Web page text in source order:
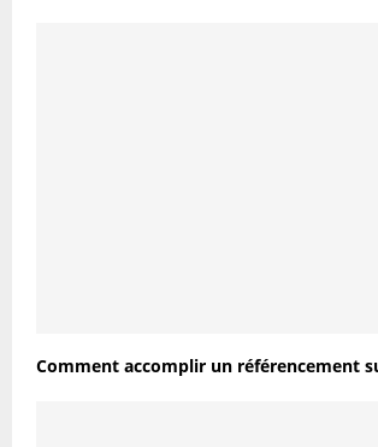
Comment accomplir un référencement